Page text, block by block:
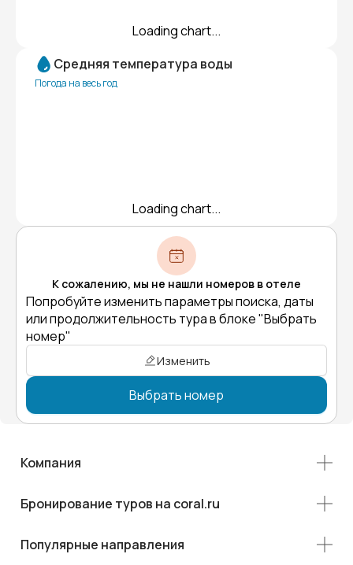
Loading chart...
Средняя температура воды
Погода на весь год
Loading chart...
К сожалению, мы не нашли номеров в отеле
Попробуйте изменить параметры поиска, даты
или продолжительность тура в блоке "Выбрать
номер"
Изменить
Выбрать номер
Компания
Бронирование туров на coral.ru
Популярные направления